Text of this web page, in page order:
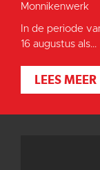
Monnikenwerk
In de periode
16 augustus als...
LEES MEER